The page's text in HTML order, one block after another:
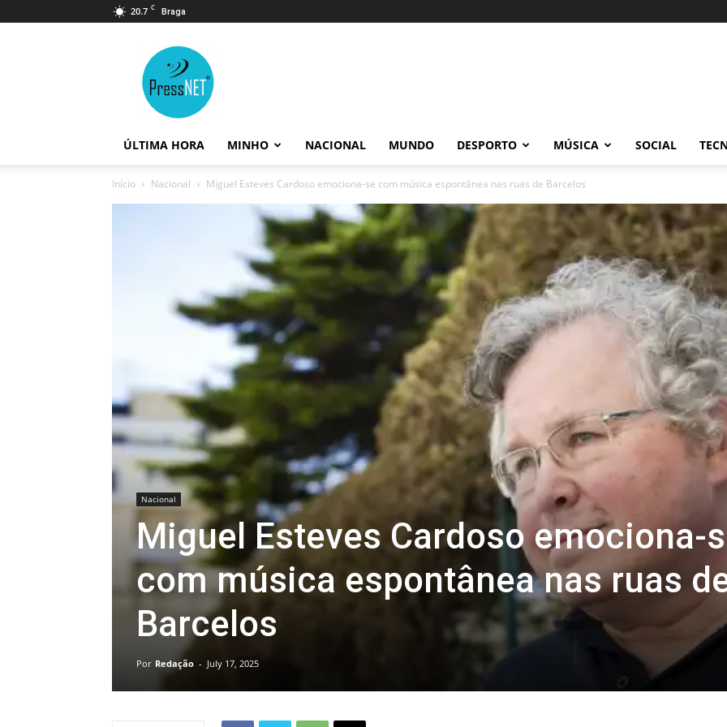
20.7 C Braga
ÚLTIMA HORA MINHO NACIONAL MUNDO DESPORTO MÚSICA SOCIAL
Início Nacional Miguel Esteves Cardoso emociona-se com música espontânea nas ruas de Barcelos
Nacional
Miguel Esteves Cardoso emociona-
com música espontânea nas ruas
Barcelos
Por Redação - July 17, 2025